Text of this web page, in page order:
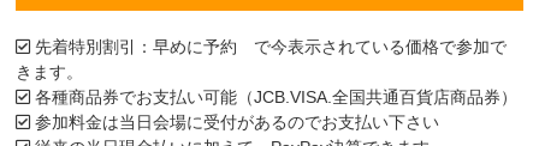
先着特別割引：早めに予約 で今表示されている価格で参加で
きます。
各種商品券でお支払い可能（JCB.VISA.全国共通百貨店商品券）
参加料金は当日会場に受付があるのでお支払い下さい